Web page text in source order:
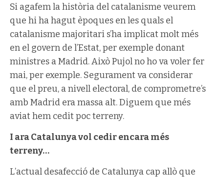
Si agafem la història del catalanisme veurem
que hi ha hagut èpoques en les quals el
catalanisme majoritari s’ha implicat molt més
en el govern de l’Estat, per exemple donant
ministres a Madrid. Això Pujol no ho va voler fer
mai, per exemple. Segurament va considerar
que el preu, a nivell electoral, de comprometre’s
amb Madrid era massa alt. Diguem que més
aviat hem cedit poc terreny.
I ara Catalunya vol cedir encara més
terreny…
L’actual desafecció de Catalunya cap allò que